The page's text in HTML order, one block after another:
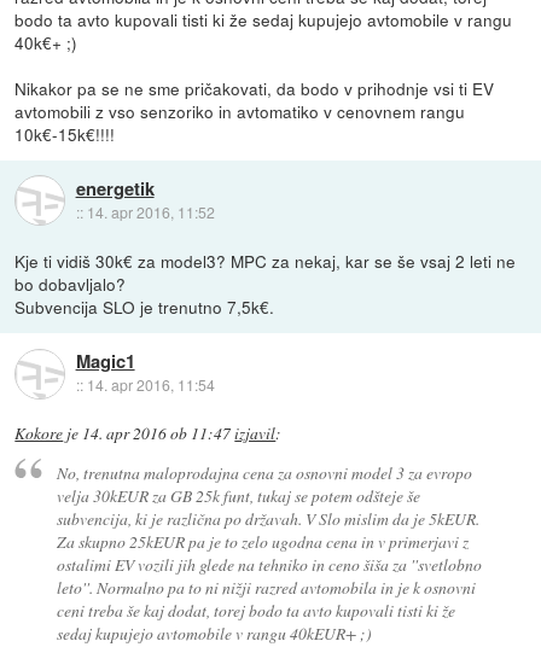
bodo ta avto kupovali tisti ki že sedaj kupujejo avtomobile v rangu
40k€+ ;)
Nikakor pa se ne sme pričakovati, da bodo v prihodnje vsi ti EV
avtomobili z vso senzoriko in avtomatiko v cenovnem rangu
10k€-15k€!!!!
energetik
:: 14. apr 2016, 11:52
Kje ti vidiš 30k€ za model3? MPC za nekaj, kar se še vsaj 2 leti ne
bo dobavljalo?
Subvencija SLO je trenutno 7,5k€.
Magic1
:: 14. apr 2016, 11:54
Kokore je 14. apr 2016 ob 11:47izjavil:
No, trenutna maloprodajna cena za osnovni model 3 za evropo
velja 30kEUR za GB 25k funt, tukaj se potem odšteje še
subvencija, ki je različna po državah. V Slo mislim da je 5kEUR.
Za skupno 25kEUR pa je to zelo ugodna cena in v primerjavi z
ostalimi EV vozili jih glede na tehniko in ceno šiša za ''svetlobno
leto''. Normalno pa to ni nižji razred avtomobila in je k osnovni
ceni treba še kaj dodat, torej bodo ta avto kupovali tisti ki že
sedaj kupujejo avtomobile v rangu 40kEUR+ ;)